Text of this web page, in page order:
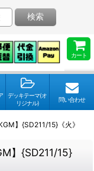
カート
検索
デッキテーマ(オ
リジナル)
問い合わせ
】{SD211/15}《火》
】{SD211/15}